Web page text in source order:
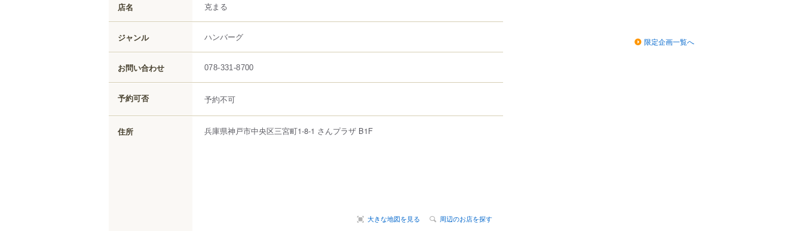
店名 克まる
ジャンル ハンバーグ
お問い合わせ 078-331-8700
予約可否 予約不可
住所 兵庫県神戸市中央区三宮町1-8-1 さんプラザ B1F
大きな地図を見る 周辺のお店を探す
限定企画一覧へ